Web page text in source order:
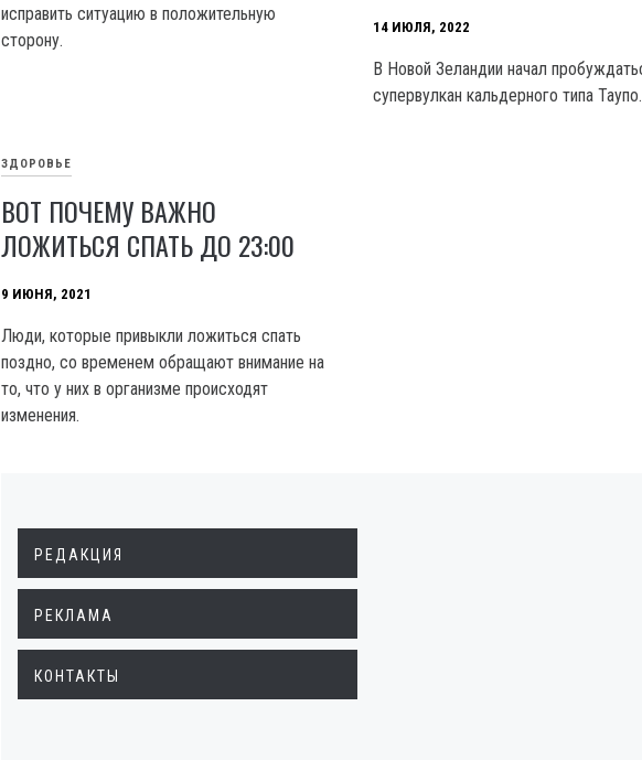
исправить ситуацию в положительную
сторону.
14 ИЮЛЯ, 2022
В Новой Зеландии начал
супервулкан кальдерного типа Таупо.
ЗДОРОВЬЕ
ВОТ ПОЧЕМУ ВАЖНО
ЛОЖИТЬСЯ СПАТЬ ДО 23:00
9 ИЮНЯ, 2021
Люди, которые привыкли ложиться спать
поздно, со временем обращают внимание на
то, что у них в организме происходят
изменения.
РЕДАКЦИЯ
РЕКЛАМА
КОНТАКТЫ